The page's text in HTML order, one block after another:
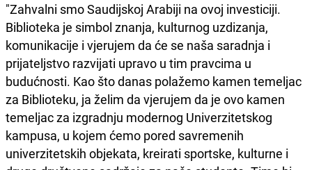
"Zahvalni smo Saudijskoj Arabiji na ovoj investiciji.
Biblioteka je simbol znanja, kulturnog uzdizanja,
komunikacije i vjerujem da će se naša saradnja i
prijateljstvo razvijati upravo u tim pravcima u
budućnosti. Kao što danas polažemo kamen temeljac
za Biblioteku, ja želim da vjerujem da je ovo kamen
temeljac za izgradnju modernog Univerzitetskog
kampusa, u kojem ćemo pored savremenih
univerzitetskih objekata, kreirati sportske, kulturne i